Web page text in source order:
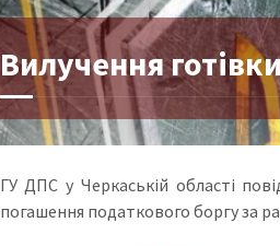
Вилучення
ГУ ДПС у Черкаській області
погашення податкового боргу за